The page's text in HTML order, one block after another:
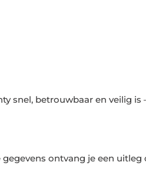
snel, betrouwbaar en veilig is
ontvang je een uitleg